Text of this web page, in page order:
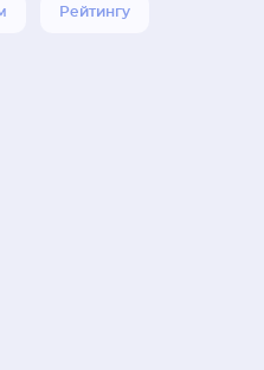
Рейтингу